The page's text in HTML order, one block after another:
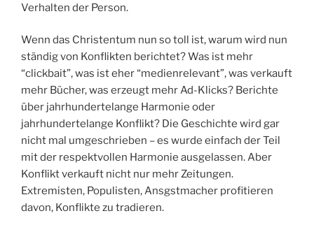
Verhalten der Person.
Wenn das Christentum nun so toll ist, warum wird nun
ständig von Konflikten berichtet? Was ist mehr
“clickbait”, was ist eher “medienrelevant”, was verkauft
mehr Bücher, was erzeugt mehr Ad-Klicks? Berichte
über jahrhundertelange Harmonie oder
jahrhundertelange Konflikt? Die Geschichte wird gar
nicht mal umgeschrieben – es wurde einfach der Teil
mit der respektvollen Harmonie ausgelassen. Aber
Konflikt verkauft nicht nur mehr Zeitungen.
Extremisten, Populisten, Ansgstmacher profitieren
davon, Konflikte zu tradieren.